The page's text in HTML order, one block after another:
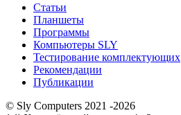
Статьи
Планшеты
Программы
Компьютеры SLY
Тестирование комплектующих
Рекомендации
Публикации
© Sly Computers 2021 -2026